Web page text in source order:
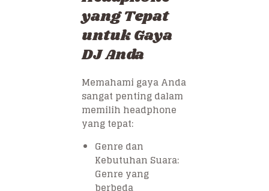
yang Tepat
untuk Gaya
DJ Anda
Memahami gaya Anda
sangat penting dalam
memilih headphone
yang tepat:
Genre dan
Kebutuhan Suara:
Genre yang